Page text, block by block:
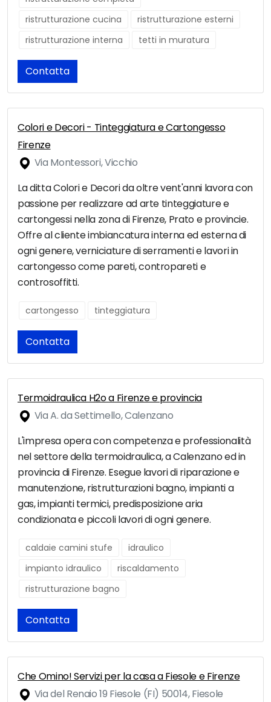
ristrutturazione cucina
ristrutturazione esterni
ristrutturazione interna
tetti in muratura
Contatta
Colori e Decori - Tinteggiatura e Cartongesso
Firenze
Via Montessori, Vicchio
La ditta Colori e Decori da oltre vent'anni lavora con
passione per realizzare ad arte tinteggiature e
cartongessi nella zona di Firenze, Prato e provincie.
Offre al cliente imbiancatura interna ed esterna di
ogni genere, verniciature di serramenti e lavori in
cartongesso come pareti, contropareti e
controsoffitti.
cartongesso tinteggiatura
Contatta
Termoidraulica H2o a Firenze e provincia
Via A. da Settimello, Calenzano
L'impresa opera con competenza e professionalità
nel settore della termoidraulica, a Calenzano ed in
provincia di Firenze. Esegue lavori di riparazione e
manutenzione, ristrutturazioni bagno, impianti a
gas, impianti termici, predisposizione aria
condizionata e piccoli lavori di ogni genere.
caldaie camini stufe
idraulico
impianto idraulico
riscaldamento
ristrutturazione bagno
Contatta
Che Omino! Servizi per la casa a Fiesole e Firenze
Via del Renaio 19 Fiesole (FI) 50014, Fiesole